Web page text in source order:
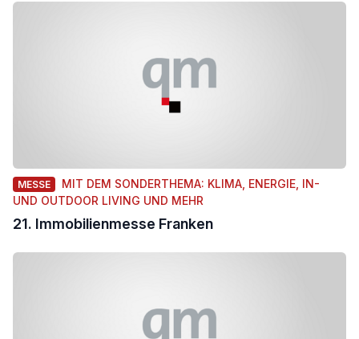
MESSE
MIT DEM SONDERTHEMA: KLIMA, ENERGIE, IN-
UND OUTDOOR LIVING UND MEHR
21. Immobilienmesse Franken